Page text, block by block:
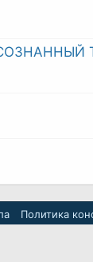
Политика